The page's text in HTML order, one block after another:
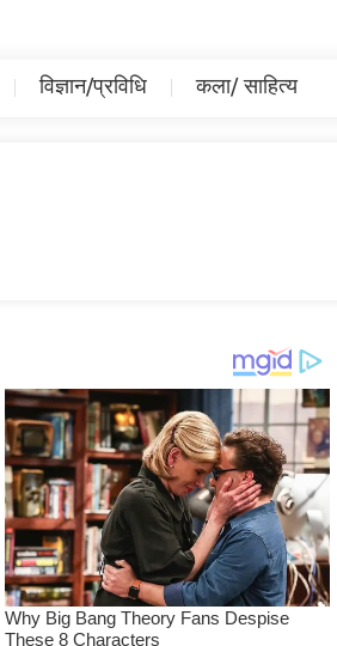
विज्ञान/प्रविधि कला/ साहित्य